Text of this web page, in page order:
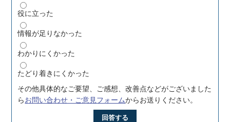
役に立った
情報が足りなかった
わかりにくかった
たどり着きにくかった
その他具体的なご要望、ご感想、改善点などがございました
らお問い合わせ・ご意見フォームからお送りください。
回答する